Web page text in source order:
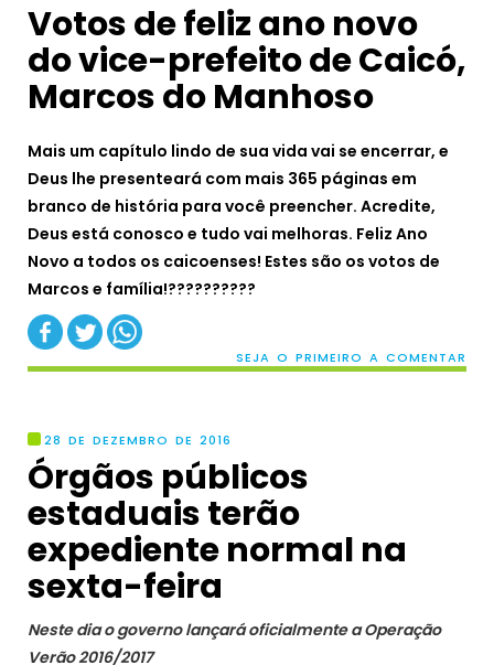
Votos de feliz ano novo
do vice-prefeito de Caicó,
Marcos do Manhoso
Mais um capítulo lindo de sua vida vai se encerrar, e
Deus lhe presenteará com mais 365 páginas em
branco de história para você preencher. Acredite,
Deus está conosco e tudo vai melhoras. Feliz Ano
Novo a todos os caicoenses! Estes são os votos de
Marcos e família!???????‍?‍?‍?
SEJA O PRIMEIRO A COMENTAR
28 DE DEZEMBRO DE 2016
Órgãos públicos
estaduais terão
expediente normal na
sexta-feira
Neste dia o governo lançará oficialmente a Operação
Verão 2016/2017